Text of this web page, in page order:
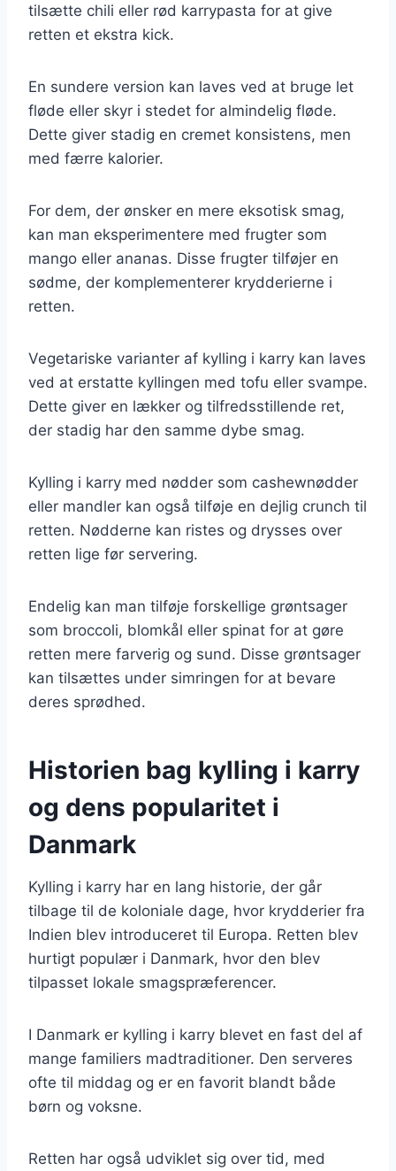
tilsætte chili eller rød karrypasta for at give
retten et ekstra kick.
En sundere version kan laves ved at bruge let
fløde eller skyr i stedet for almindelig fløde.
Dette giver stadig en cremet konsistens, men
med færre kalorier.
For dem, der ønsker en mere eksotisk smag,
kan man eksperimentere med frugter som
mango eller ananas. Disse frugter tilføjer en
sødme, der komplementerer krydderierne i
retten.
Vegetariske varianter af kylling i karry kan laves
ved at erstatte kyllingen med tofu eller svampe.
Dette giver en lækker og tilfredsstillende ret,
der stadig har den samme dybe smag.
Kylling i karry med nødder som cashewnødder
eller mandler kan også tilføje en dejlig crunch til
retten. Nødderne kan ristes og drysses over
retten lige før servering.
Endelig kan man tilføje forskellige grøntsager
som broccoli, blomkål eller spinat for at gøre
retten mere farverig og sund. Disse grøntsager
kan tilsættes under simringen for at bevare
deres sprødhed.
Historien bag kylling i karry
og dens popularitet i
Danmark
Kylling i karry har en lang historie, der går
tilbage til de koloniale dage, hvor krydderier fra
Indien blev introduceret til Europa. Retten blev
hurtigt populær i Danmark, hvor den blev
tilpasset lokale smagspræferencer.
I Danmark er kylling i karry blevet en fast del af
mange familiers madtraditioner. Den serveres
ofte til middag og er en favorit blandt både
børn og voksne.
Retten har også udviklet sig over tid, med